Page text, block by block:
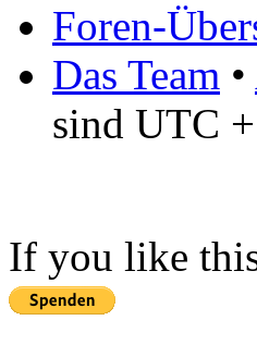
Foren-
Das Team •
sind UTC
If you like